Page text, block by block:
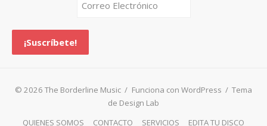
© 2026 The Borderline Music / Funciona con WordPress / Tema
de Design Lab
QUIENES SOMOS
CONTACTO SERVICIOS EDITA TU DISCO